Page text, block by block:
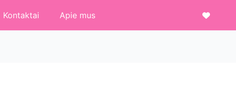
Kontaktai Apie mus